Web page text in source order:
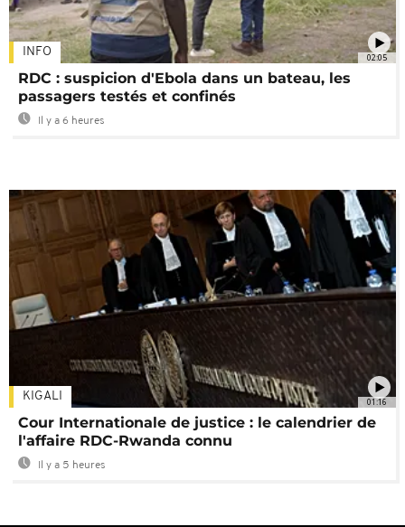
02:05
INFO
RDC : suspicion d'Ebola dans un bateau, les
passagers testés et confinés
Il y a 6 heures
01:16
KIGALI
Cour Internationale de justice : le calendrier de
l'affaire RDC-Rwanda connu
Il y a 5 heures